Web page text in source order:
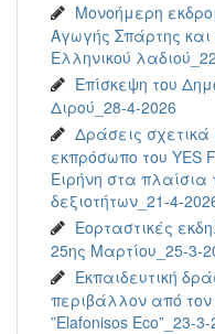
Μονοήμερη
Αγωγής Σπάρτης και
Ελληνικού
Επίσκεψη του
Διρού_28-4-2026
Δράσεις σχετικά
εκπρόσωπο του YES
Ειρήνη στα
δεξιοτήτων_21-4-
Εορταστικές
25ης Μαρτίου_25-3-
Εκπαιδευτική
περιβάλλον από τον
”Elafonisos Eco”_23-